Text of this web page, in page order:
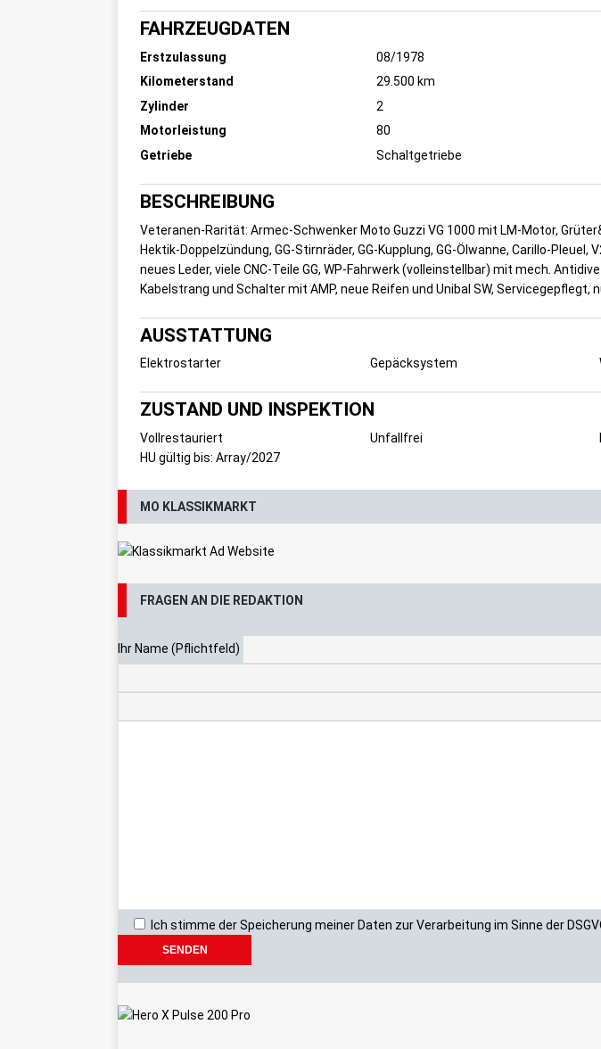
FAHRZEUGDATEN
Erstzulassung 08/1978
Kilometerstand
29.500 km
Zylinder
2
Motorleistung
80
Getriebe
Schaltgetriebe
BESCHREIBUNG
Veteranen-Rarität: Armec-Schwenker Moto Guzzi VG 1000 mit LM-Motor,
Hektik-Doppelzündung, GG-Stirnräder, GG-Kupplung, GG-Ölwanne, Carillo-
neues Leder, viele CNC-Teile GG, WP-Fahrwerk (volleinstellbar) mit mech.
Kabelstrang und Schalter mit AMP, neue Reifen und Unibal SW,
AUSSTATTUNG
Elektrostarter Gepäcksystem
ZUSTAND UND INSPEKTION
Vollrestauriert Unfallfrei
HU gültig bis: Array/2027
MO KLASSIKMARKT
FRAGEN AN DIE REDAKTION
Ihr Name (Pflichtfeld)
Ich stimme der Speicherung meiner Daten zur Verarbeitung im Sinne der